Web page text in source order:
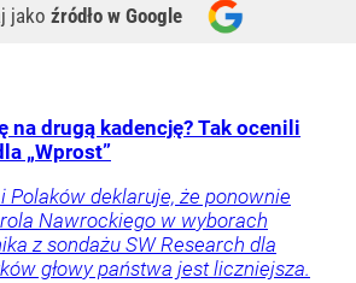
jako źródło w Google
na drugą kadencję? Tak ocenili
„Wprost”
Polaków deklaruje, że ponownie
Nawrockiego w wyborach
z sondażu SW Research dla
głowy państwa jest liczniejsza.